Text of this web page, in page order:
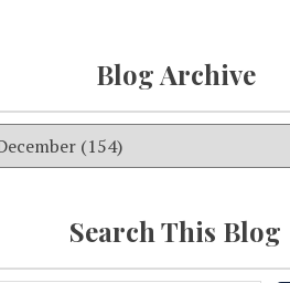
Blog Archive
Search This Blog